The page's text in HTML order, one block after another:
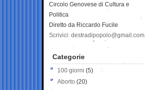
Circolo Genovese di Cultura e
Politica
Diretto da Riccardo Fucile
Scrivici: destradipopolo@gmail.com
Categorie
100 giorni (5)
Aborto (20)